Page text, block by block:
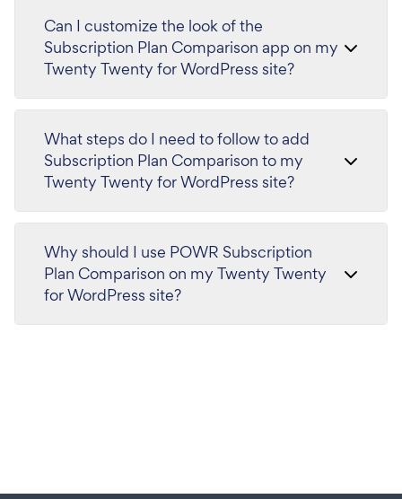
Can I customize the look of the
Subscription Plan Comparison app on my
Twenty Twenty for WordPress site?
What steps do I need to follow to add
Subscription Plan Comparison to my
Twenty Twenty for WordPress site?
Why should I use POWR Subscription
Plan Comparison on my Twenty Twenty
for WordPress site?